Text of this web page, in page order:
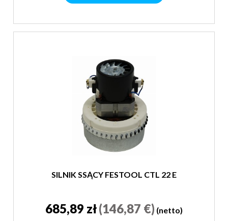
SILNIK SSĄCY FESTOOL CTL 22 E
685,89 zł(146,87 €) (netto)